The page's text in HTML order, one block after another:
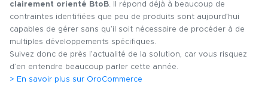
clairement orienté BtoB. Il répond déjà à beaucoup de
contraintes identifiées que peu de produits sont aujourd’hui
capables de gérer sans qu’il soit nécessaire de procéder à de
multiples développements spécifiques.
Suivez donc de près l’actualité de la solution, car vous risquez
d’en entendre beaucoup parler cette année.
> En savoir plus sur OroCommerce